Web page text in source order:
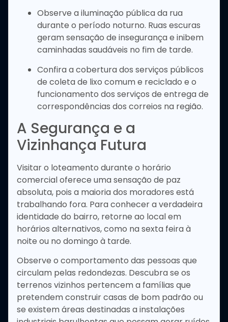
Observe a iluminação pública da rua
durante o período noturno. Ruas escuras
geram sensação de insegurança e inibem
caminhadas saudáveis no fim de tarde.
Confira a cobertura dos serviços públicos
de coleta de lixo comum e reciclado e o
funcionamento dos serviços de entrega de
correspondências dos correios na região.
A Segurança e a
Vizinhança Futura
Visitar o loteamento durante o horário
comercial oferece uma sensação de paz
absoluta, pois a maioria dos moradores está
trabalhando fora. Para conhecer a verdadeira
identidade do bairro, retorne ao local em
horários alternativos, como na sexta feira à
noite ou no domingo à tarde.
Observe o comportamento das pessoas que
circulam pelas redondezas. Descubra se os
terrenos vizinhos pertencem a famílias que
pretendem construir casas de bom padrão ou
se existem áreas destinadas a instalações